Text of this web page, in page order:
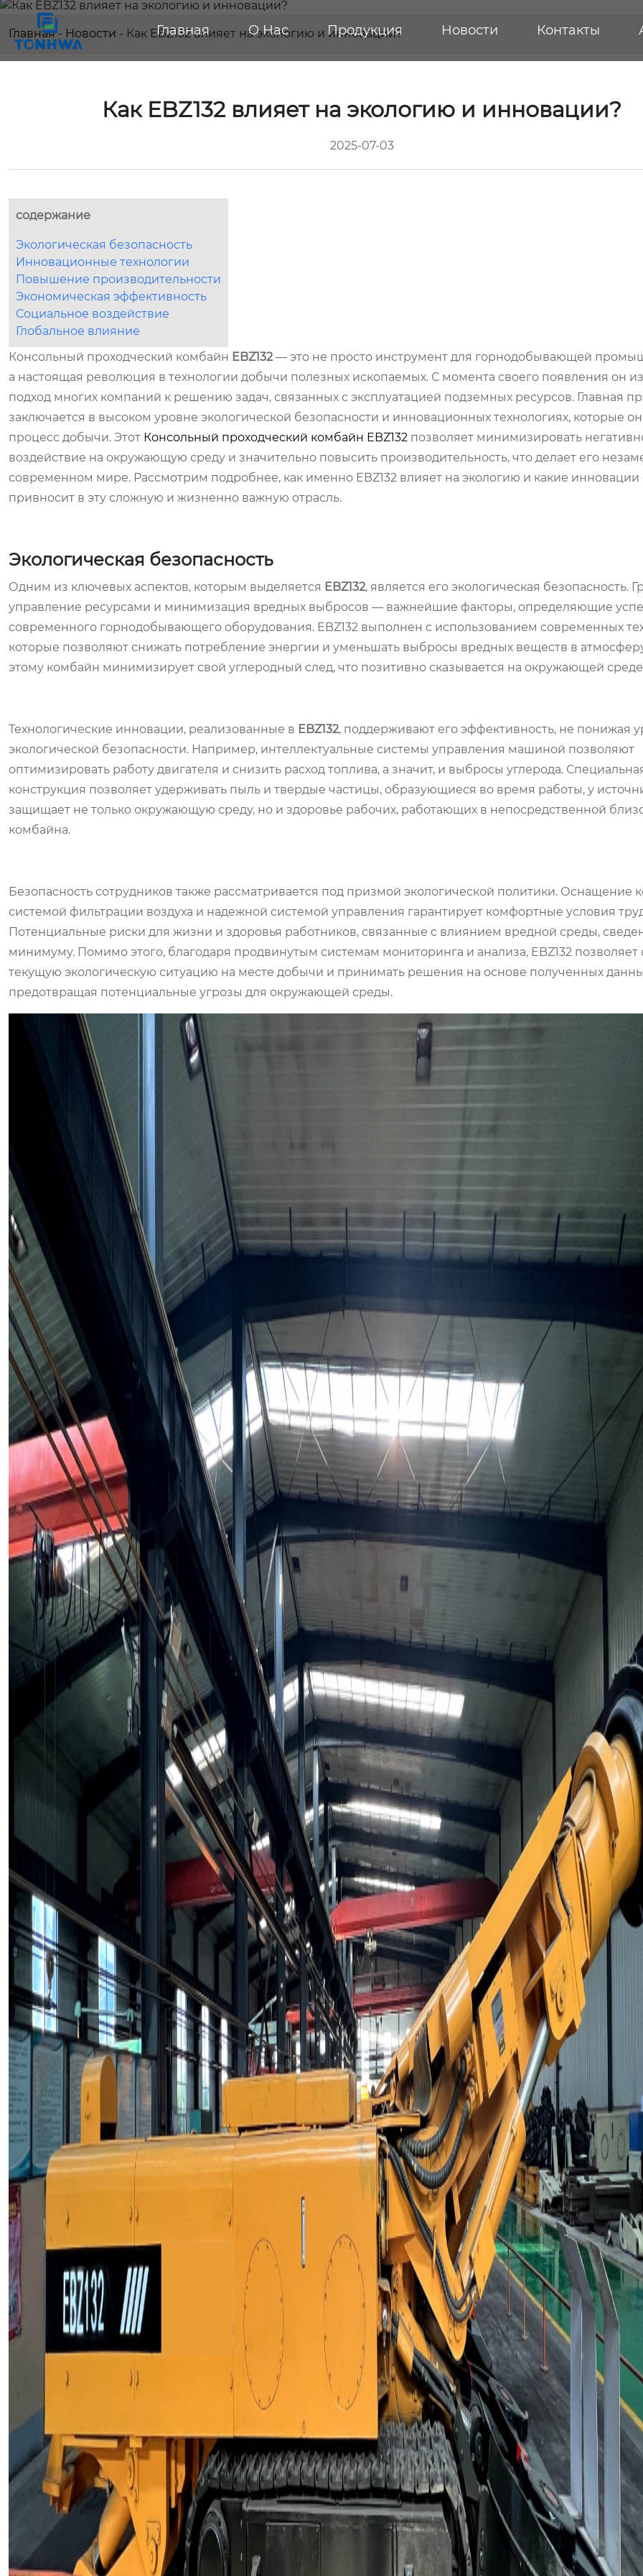
Главная О Нас Продукция Новости Контакты
Главная- Новости - Как EBZ132 влияет на экологию и инновации?
Как EBZ132 влияет на экологию и инновации?
2025-07-03
содержание
Экологическая безопасность
Инновационные технологии
Повышение производительности
Экономическая эффективность
Социальное воздействие
Глобальное влияние
Консольный проходческий комбайн EBZ132 — это не просто инструмент для горнодобывающей
а настоящая революция в технологии добычи полезных ископаемых. С момента своего появления он
подход многих компаний к решению задач, связанных с эксплуатацией подземных ресурсов. Главная
заключается в высоком уровне экологической безопасности и инновационных технологиях, которые
процесс добычи. Этот Консольный проходческий комбайн EBZ132 позволяет минимизировать
воздействие на окружающую среду и значительно повысить производительность, что делает его
современном мире. Рассмотрим подробнее, как именно EBZ132 влияет на экологию и какие инновации
привносит в эту сложную и жизненно важную отрасль.
Экологическая безопасность
Одним из ключевых аспектов, которым выделяется EBZ132, является его экологическая безопасность.
управление ресурсами и минимизация вредных выбросов — важнейшие факторы, определяющие
современного горнодобывающего оборудования. EBZ132 выполнен с использованием современных
которые позволяют снижать потребление энергии и уменьшать выбросы вредных веществ в
этому комбайн минимизирует свой углеродный след, что позитивно сказывается на окружающей
Технологические инновации, реализованные в EBZ132, поддерживают его эффективность, не понижая
экологической безопасности. Например, интеллектуальные системы управления машиной позволяют
оптимизировать работу двигателя и снизить расход топлива, а значит, и выбросы углерода.
конструкция позволяет удерживать пыль и твердые частицы, образующиеся во время работы, у
защищает не только окружающую среду, но и здоровье рабочих, работающих в непосредственной
комбайна.
Безопасность сотрудников также рассматривается под призмой экологической политики. Оснащение
системой фильтрации воздуха и надежной системой управления гарантирует комфортные условия
Потенциальные риски для жизни и здоровья работников, связанные с влиянием вредной среды,
минимуму. Помимо этого, благодаря продвинутым системам мониторинга и анализа, EBZ132 позволяет
текущую экологическую ситуацию на месте добычи и принимать решения на основе полученных
предотвращая потенциальные угрозы для окружающей среды.